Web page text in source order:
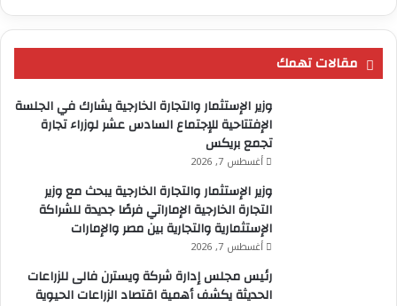
مقالات تهمك
وزير الإستثمار والتجارة الخارجية يشارك في الجلسة
الإفتتاحية للإجتماع السادس عشر لوزراء تجارة
تجمع بريكس
أغسطس 7, 2026
وزير الإستثمار والتجارة الخارجية يبحث مع وزير
التجارة الخارجية الإماراتي فرصًا جديدة للشراكة
الإستثمارية والتجارية بين مصر والإمارات
أغسطس 7, 2026
رئيس مجلس إدارة شركة ويسترن فالى للزراعات
الحديثة يكشف أهمية اقتصاد الزراعات الحيوية